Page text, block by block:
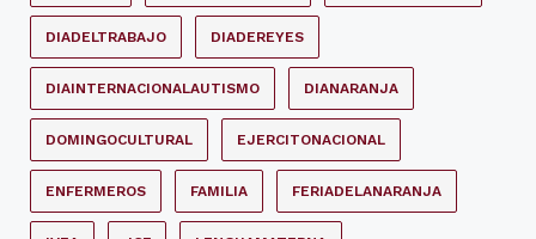
DIADELTRABAJO DIADEREYES
DIAINTERNACIONALAUTISMO DIANARANJA
DOMINGOCULTURAL EJERCITONACIONAL
ENFERMEROS FAMILIA FERIADELANARANJA